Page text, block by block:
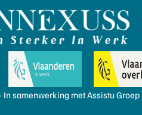
samenwerking met Assistu Groep